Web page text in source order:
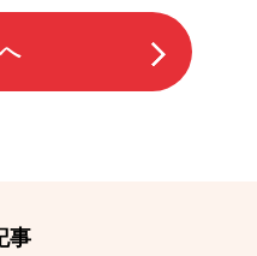
事